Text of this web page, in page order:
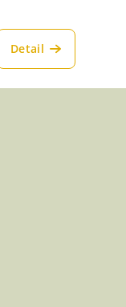
Detail